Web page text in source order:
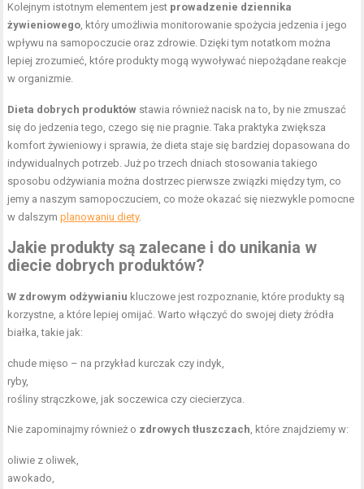
Kolejnym istotnym elementem jest prowadzenie dziennika
żywieniowego, który umożliwia monitorowanie spożycia jedzenia i jego
wpływu na samopoczucie oraz zdrowie. Dzięki tym notatkom można
lepiej zrozumieć, które produkty mogą wywoływać niepożądane reakcje
w organizmie.
Dieta dobrych produktów stawia również nacisk na to, by nie zmuszać
się do jedzenia tego, czego się nie pragnie. Taka praktyka zwiększa
komfort żywieniowy i sprawia, że dieta staje się bardziej dopasowana do
indywidualnych potrzeb. Już po trzech dniach stosowania takiego
sposobu odżywiania można dostrzec pierwsze związki między tym, co
jemy a naszym samopoczuciem, co może okazać się niezwykle pomocne
w dalszymplanowaniu diety.
Jakie produkty są zalecane i do unikania w
diecie dobrych produktów?
W zdrowym odżywianiu kluczowe jest rozpoznanie, które produkty są
korzystne, a które lepiej omijać. Warto włączyć do swojej diety źródła
białka, takie jak:
chude mięso – na przykład kurczak czy indyk,
ryby,
rośliny strączkowe, jak soczewica czy ciecierzyca.
Nie zapominajmy również o zdrowych tłuszczach, które znajdziemy w:
oliwie z oliwek,
awokado,